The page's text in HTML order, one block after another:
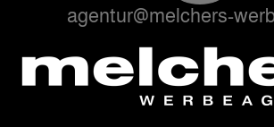
agentur@melchers-